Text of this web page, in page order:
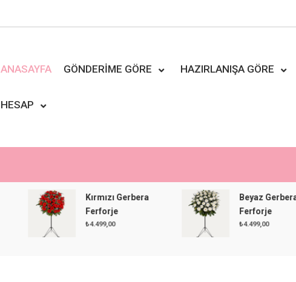
ANASAYFA GÖNDERIME GÖRE HAZIRLANIŞA GÖRE
HESAP
Kırmızı Gerbera
Ferforje
4.499,00
Beyaz Gerbera
Ferforje
4.499,00